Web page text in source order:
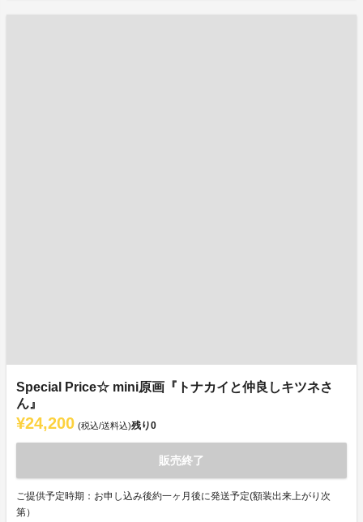
Special Price☆ mini原画『トナカイと仲良しキツネさ
ん』
¥24,200 (税込/送料込)残り0
販売終了
ご提供予定時期：お申し込み後約一ヶ月後に発送予定(額装出来上がり次
第）